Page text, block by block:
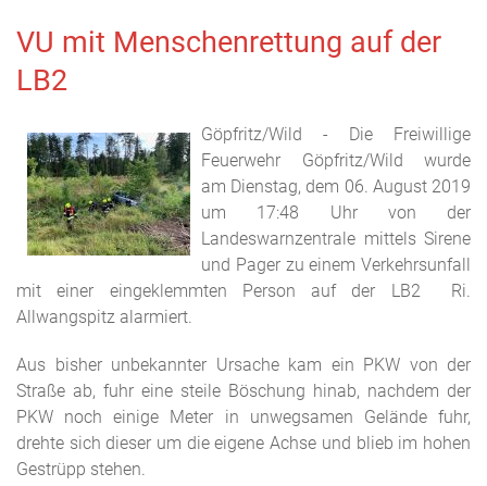
VU mit Menschenrettung auf der
LB2
Göpfritz/Wild - Die Freiwillige
Feuerwehr Göpfritz/Wild wurde
am Dienstag, dem 06. August 2019
um 17:48 Uhr von der
Landeswarnzentrale mittels Sirene
und Pager zu einem Verkehrsunfall
mit einer eingeklemmten Person auf der LB2 Ri.
Allwangspitz alarmiert.
Aus bisher unbekannter Ursache kam ein PKW von der
Straße ab, fuhr eine steile Böschung hinab, nachdem der
PKW noch einige Meter in unwegsamen Gelände fuhr,
drehte sich dieser um die eigene Achse und blieb im hohen
Gestrüpp stehen.